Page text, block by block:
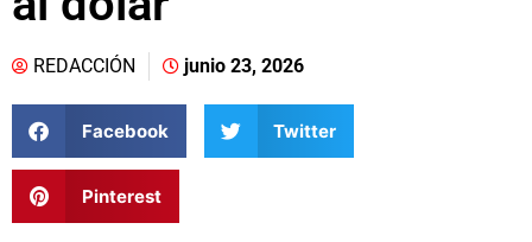
REDACCIÓN junio 23, 2026
Facebook Twitter
Pinterest